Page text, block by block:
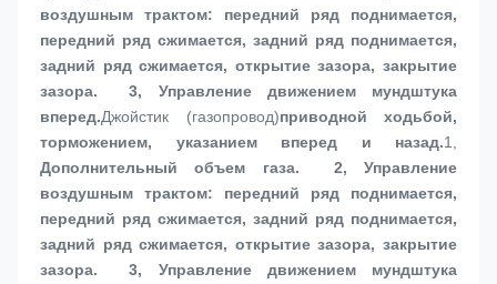
воздушным трактом: передний ряд поднимается,
передний ряд сжимается, задний ряд поднимается,
задний ряд сжимается, открытие зазора, закрытие
зазора.  3, Управление движением мундштука
вперед.Джойстик (газопровод)приводной ходьбой,
торможением, указанием вперед и назад.
Дополнительный объем газа.  2, Управление
воздушным трактом: передний ряд поднимается,
передний ряд сжимается, задний ряд поднимается,
задний ряд сжимается, открытие зазора, закрытие
зазора.  3, Управление движением мундштука